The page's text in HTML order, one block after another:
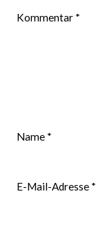
Kommentar *
Name *
E-Mail-Adresse *